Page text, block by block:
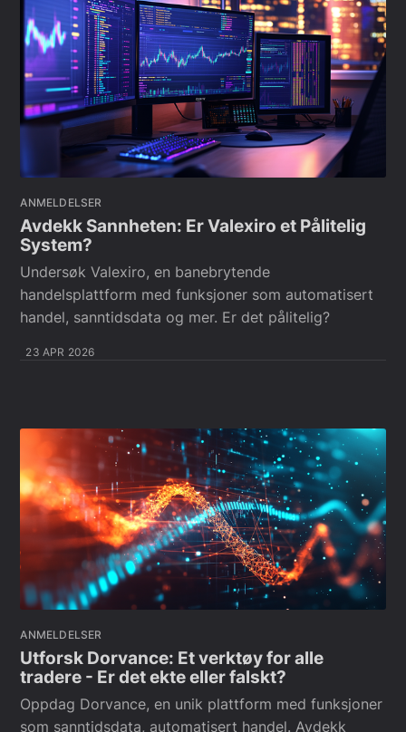
ANMELDELSER
Avdekk Sannheten: Er Valexiro et Pålitelig
System?
Undersøk Valexiro, en banebrytende
handelsplattform med funksjoner som automatisert
handel, sanntidsdata og mer. Er det pålitelig?
23 APR 2026
ANMELDELSER
Utforsk Dorvance: Et verktøy for alle
tradere - Er det ekte eller falskt?
Oppdag Dorvance, en unik plattform med funksjoner
som sanntidsdata, automatisert handel. Avdekk